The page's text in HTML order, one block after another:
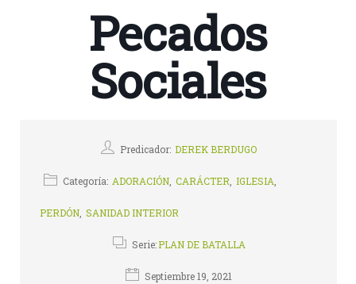
Pecados
Sociales
Predicador: DEREK BERDUGO
Categoría: ADORACIÓN, CARÁCTER IGLESIA
PERDÓN, SANIDAD INTERIOR
Serie:PLAN DE BATALLA
Septiembre 19, 2021